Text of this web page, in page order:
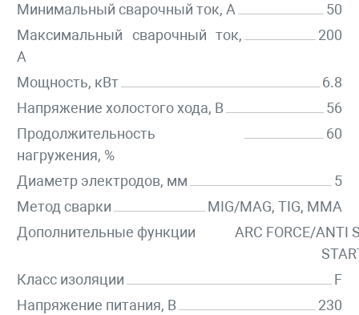
Минимальный сварочный ток, А
50
Максимальный сварочный ток,
А
200
Мощность, кВт
6.8
Напряжение холостого хода, В
56
Продолжительность
нагружения, %
60
Диаметр электродов, мм
5
Метод сварки
MIG/MAG, TIG, MMA
Дополнительные функции
ARC FORCE/ANTI
Класс изоляции
F
Напряжение питания, В
230